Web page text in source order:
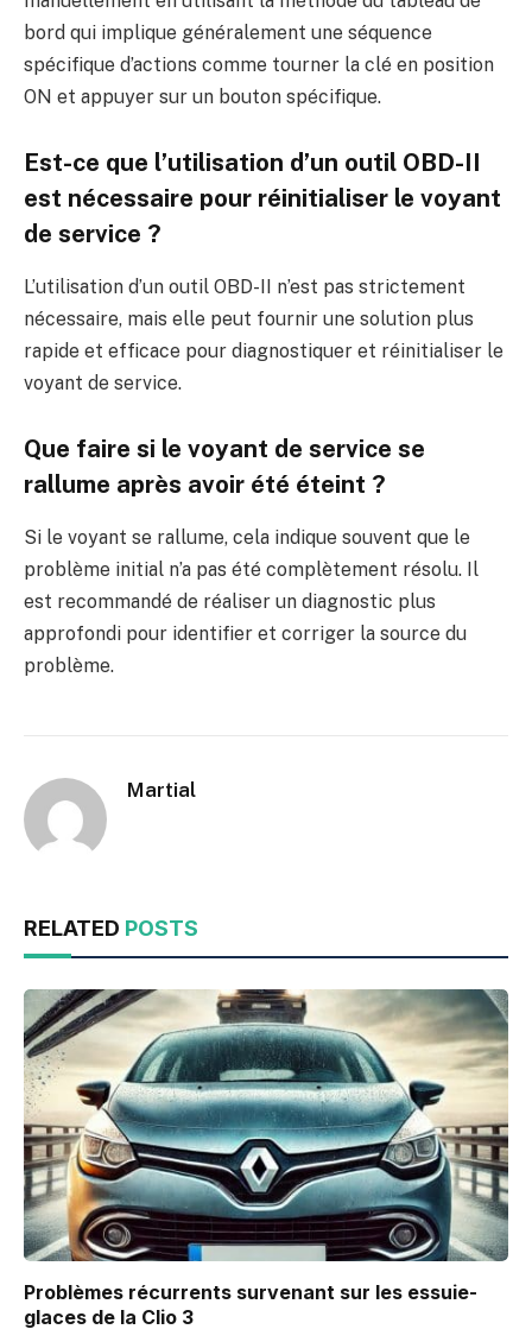
bord qui implique généralement une séquence
spécifique d’actions comme tourner la clé en position
ON et appuyer sur un bouton spécifique.
Est-ce que l’utilisation d’un outil OBD-II
est nécessaire pour réinitialiser le voyant
de service ?
L’utilisation d’un outil OBD-II n’est pas strictement
nécessaire, mais elle peut fournir une solution plus
rapide et efficace pour diagnostiquer et réinitialiser le
voyant de service.
Que faire si le voyant de service se
rallume après avoir été éteint ?
Si le voyant se rallume, cela indique souvent que le
problème initial n’a pas été complètement résolu. Il
est recommandé de réaliser un diagnostic plus
approfondi pour identifier et corriger la source du
problème.
Martial
RELATED POSTS
Problèmes récurrents survenant sur les essuie-
glaces de la Clio 3